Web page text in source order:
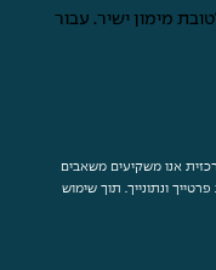
מימון ישיר. עבור
אנו משקיעים משאבים
ונתונייך. תוך שימוש